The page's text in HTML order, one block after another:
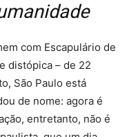
com Escapulário de
distópica – de 22
São Paulo está
de nome: agora é
entretanto, não é